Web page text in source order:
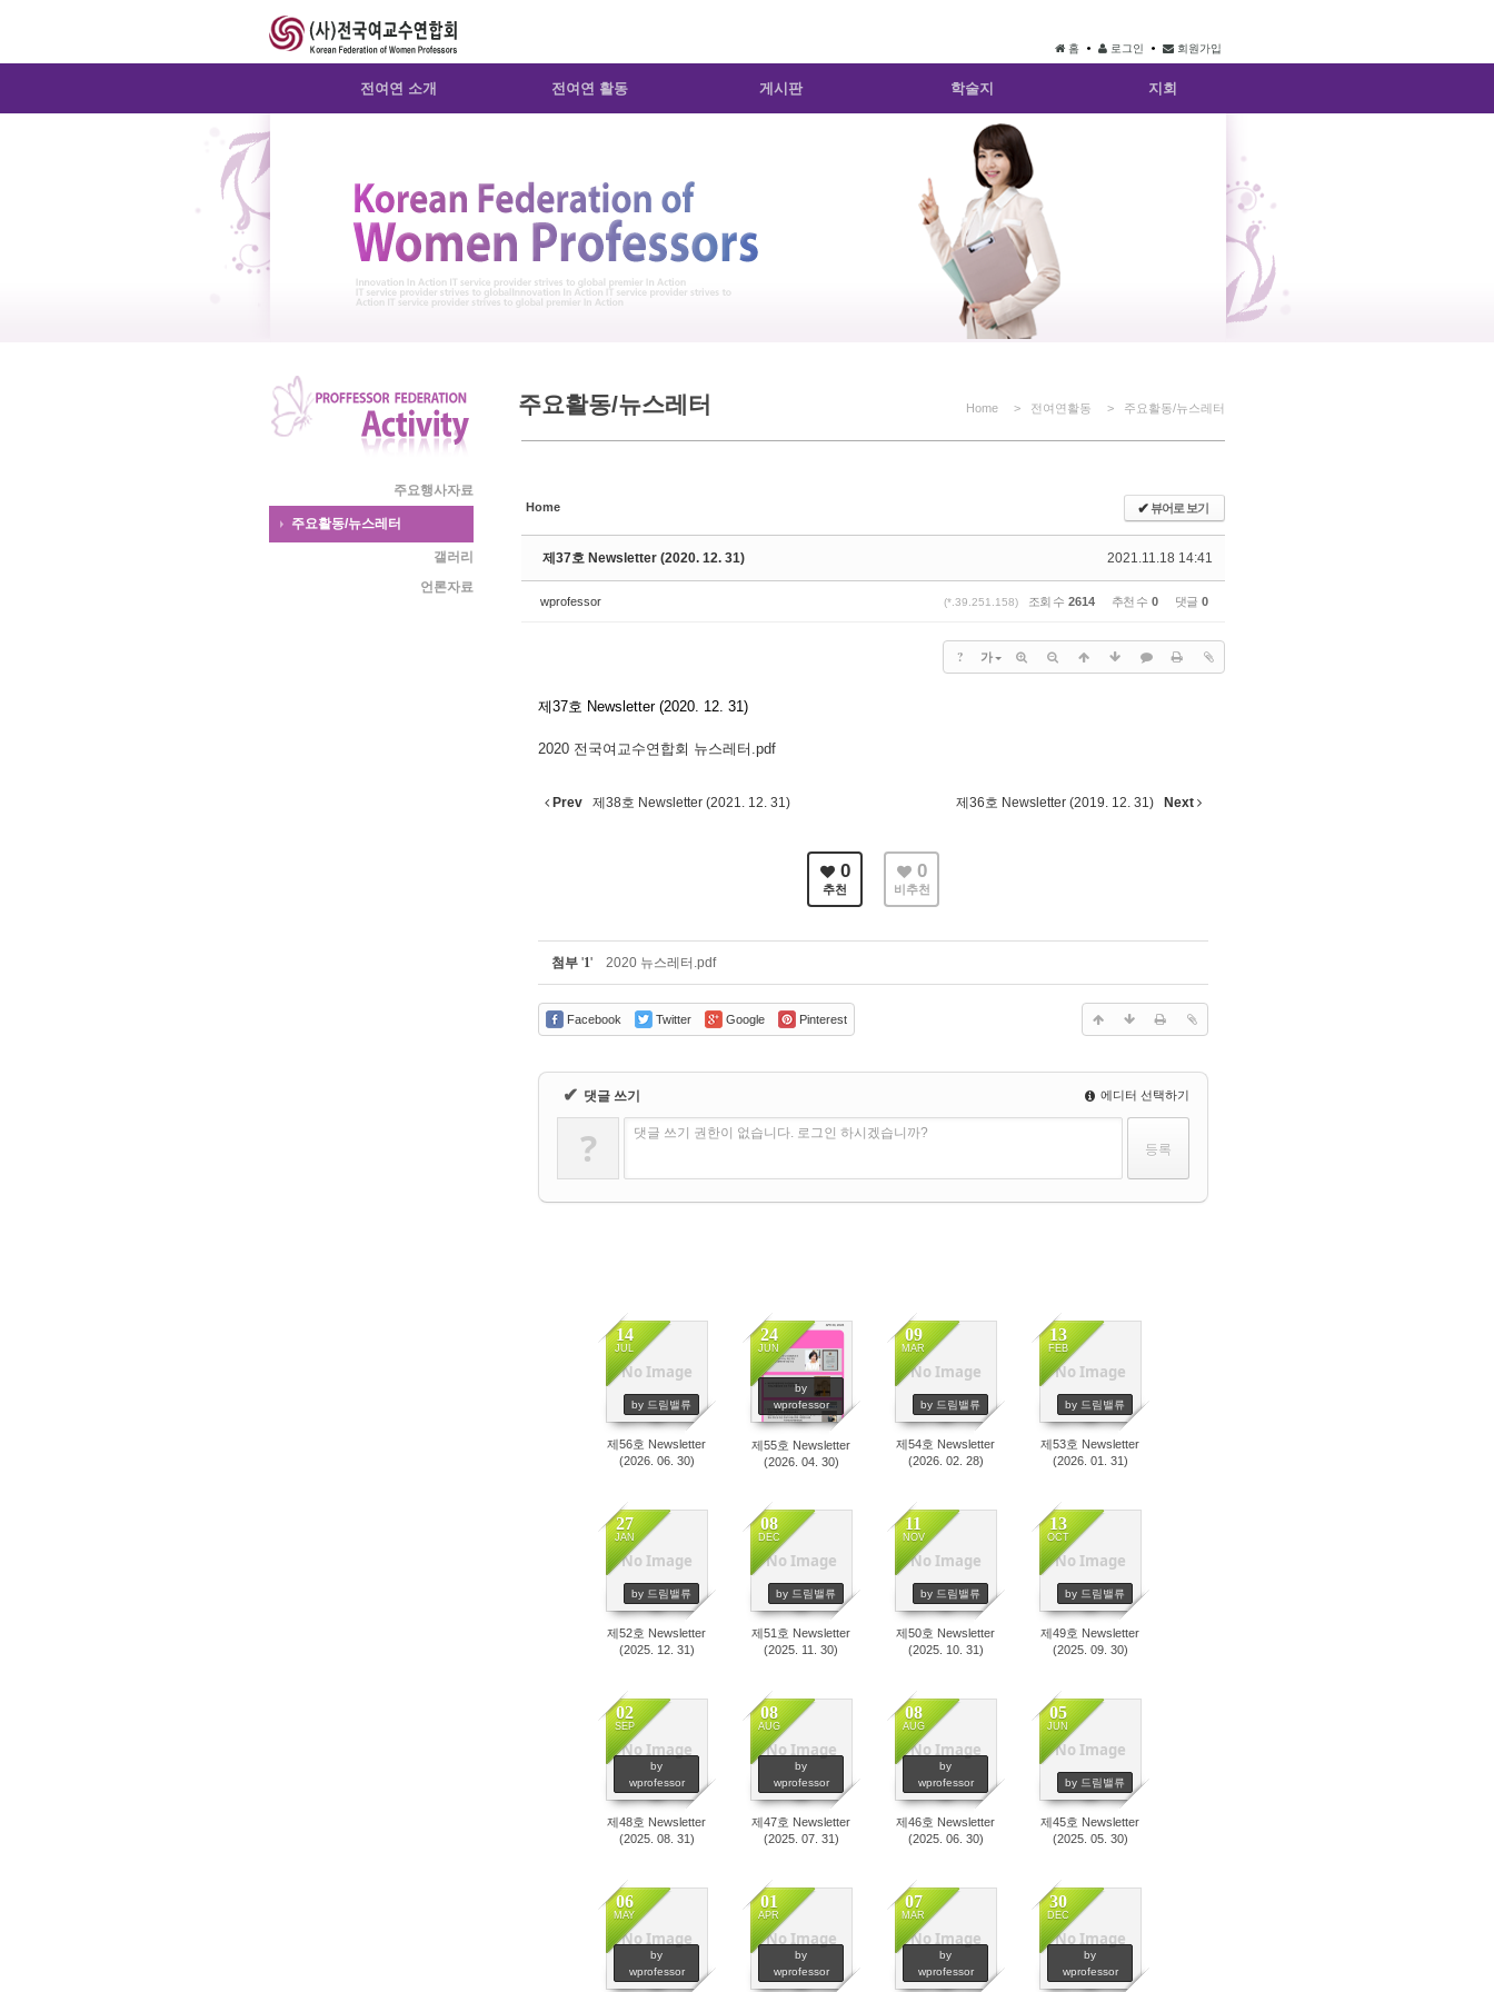
홈 로그인 회원가입
전여연 소개 전여연 활동 게시판 학술지 지회
주요행사자료
주요활동/뉴스레터
갤러리
언론자료
주요활동/뉴스레터 Home > 전여연활동 > 주요활동/뉴스레터
Home ✔뷰어로 보기
2021.11.18 14:41
제37호 Newsletter (2020. 12. 31)
wprofessor (*.39.251.158) 조회 수 2614 추천 수 0 댓글 0
? 가
제37호 Newsletter (2020. 12. 31)
2020 전국여교수연합회 뉴스레터.pdf
Prev 제38호 Newsletter (2021. 12. 31) 제36호 Newsletter (2019. 12. 31) Next
0
추천
0
비추천
첨부 '1' 2020 뉴스레터.pdf
Facebook Twitter Google Pinterest
✔ 댓글 쓰기 에디터 선택하기
? 댓글 쓰기 권한이 없습니다. 로그인 하시겠습니까?
No Image
14
JUL
by 드림밸류
79
제56호 Newsletter
(2026. 06. 30)
24
JUN
by
wprofessor
168
제55호 Newsletter
(2026. 04. 30)
No Image
09
MAR
by 드림밸류
619
제54호 Newsletter
(2026. 02. 28)
No Image
13
FEB
by 드림밸류
692
제53호 Newsletter
(2026. 01. 31)
No Image
27
JAN
by 드림밸류
987
제52호 Newsletter
(2025. 12. 31)
No Image
08
DEC
by 드림밸류
624
제51호 Newsletter
(2025. 11. 30)
No Image
11
NOV
by 드림밸류
554
제50호 Newsletter
(2025. 10. 31)
No Image
13
OCT
by 드림밸류
766
제49호 Newsletter
(2025. 09. 30)
No Image
02
SEP
by
wprofessor
457
제48호 Newsletter
(2025. 08. 31)
No Image
08
AUG
by
wprofessor
491
제47호 Newsletter
(2025. 07. 31)
No Image
08
AUG
by
wprofessor
447
제46호 Newsletter
(2025. 06. 30)
No Image
05
JUN
by 드림밸류
499
제45호 Newsletter
(2025. 05. 30)
No Image
06
MAY
by
wprofessor
583 No Image
01
APR
by
wprofessor
572 No Image
07
MAR
by
wprofessor
624 No Image
30
DEC
by
wprofessor
679